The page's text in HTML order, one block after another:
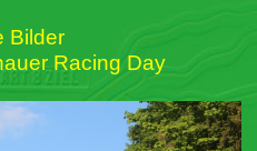
Bilder
Racing Day